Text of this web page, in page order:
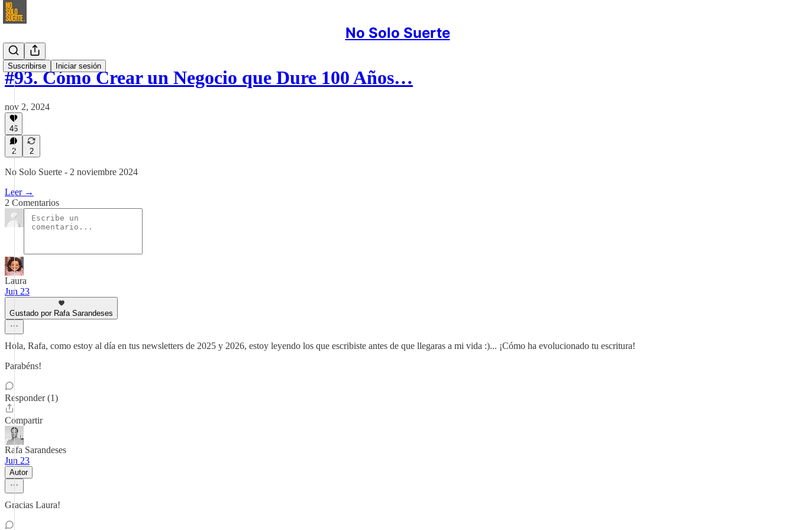
No Solo Suerte
Suscribirse Iniciar sesión
#93. Cómo Crear un Negocio que Dure 100 Años…
nov 2, 2024
46
2 2
No Solo Suerte - 2 noviembre 2024
Leer →
2 Comentarios
Laura
Jun 23
Gustado por Rafa Sarandeses
Hola, Rafa, como estoy al día en tus newsletters de 2025 y 2026, estoy leyendo los que escribiste antes de que llegaras a mi vida :)... ¡Cómo ha evolucionado tu escritura!
Parabéns!
Responder (1)
Compartir
Rafa Sarandeses
Jun 23
Autor
Gracias Laura!